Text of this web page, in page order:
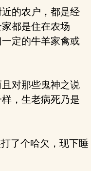
的农户，都是经
都是住在农场
定的牛羊家禽或
对那些鬼神之说
，生老病死乃是
了个哈欠，现下睡